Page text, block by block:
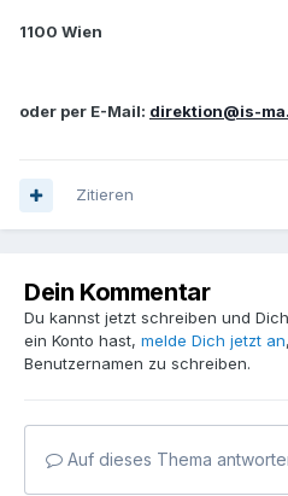
1100 Wien
oder per E-Mail: direktion@is-
Zitieren
Dein Kommentar
Du kannst jetzt schreiben und
ein Konto hast, melde Dich jetzt an
Benutzernamen zu schreiben.
Auf dieses Thema